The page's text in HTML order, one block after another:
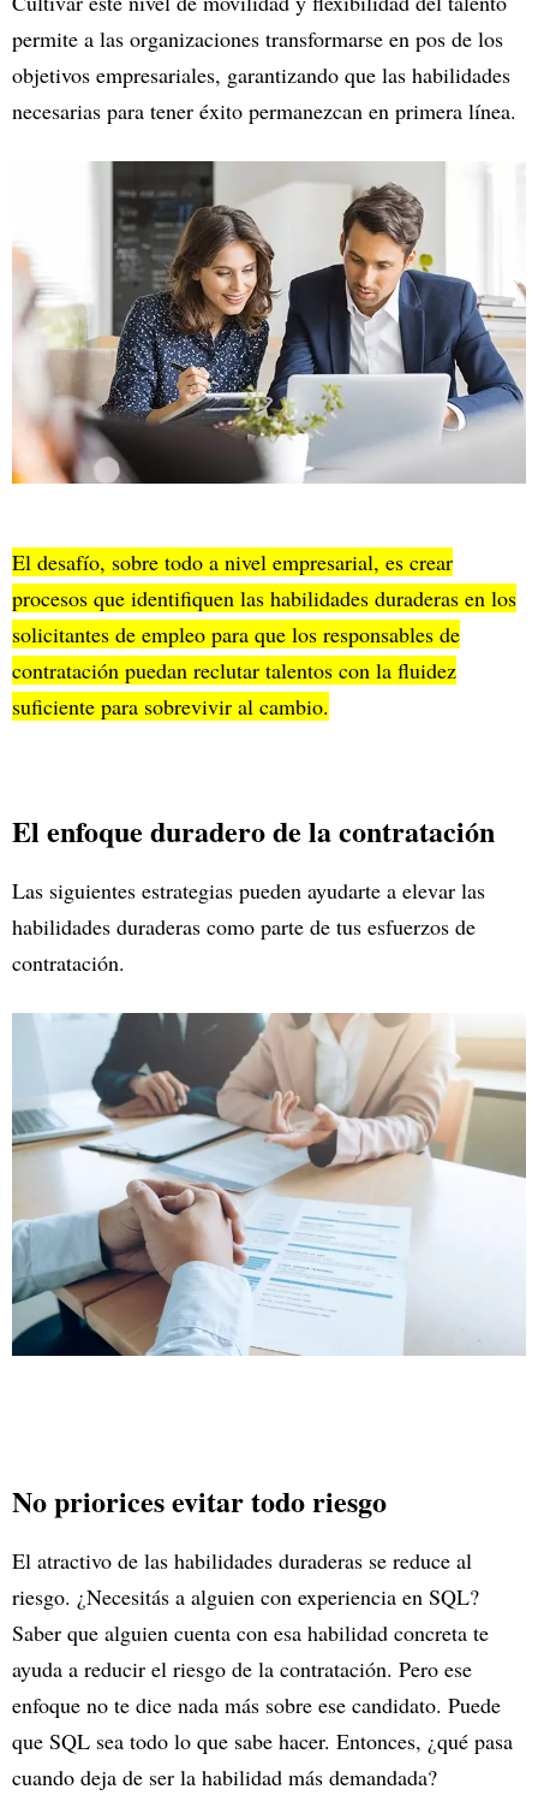
permite a las organizaciones transformarse en pos de los
objetivos empresariales, garantizando que las habilidades
necesarias para tener éxito permanezcan en primera línea.
El desafío, sobre todo a nivel empresarial, es crear
procesos que identifiquen las habilidades duraderas en los
solicitantes de empleo para que los responsables de
contratación puedan reclutar talentos con la fluidez
suficiente para sobrevivir al cambio.
El enfoque duradero de la contratación
Las siguientes estrategias pueden ayudarte a elevar las
habilidades duraderas como parte de tus esfuerzos de
contratación.
No priorices evitar todo riesgo
El atractivo de las habilidades duraderas se reduce al
riesgo. ¿Necesitás a alguien con experiencia en SQL?
Saber que alguien cuenta con esa habilidad concreta te
ayuda a reducir el riesgo de la contratación. Pero ese
enfoque no te dice nada más sobre ese candidato. Puede
que SQL sea todo lo que sabe hacer. Entonces, ¿qué pasa
cuando deja de ser la habilidad más demandada?